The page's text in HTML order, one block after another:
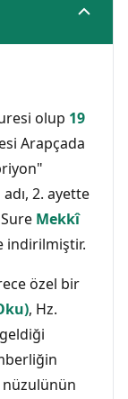
olup 19
Arapçada
2. ayette
Mekkî
indirilmiştir.
özel bir
, Hz.
nüzulünün